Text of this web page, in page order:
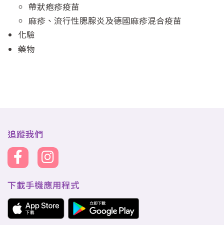
帶狀疱疹疫苗
麻疹、流行性腮腺炎及德國麻疹混合疫苗
化驗
藥物
追蹤我們
下載手機應用程式